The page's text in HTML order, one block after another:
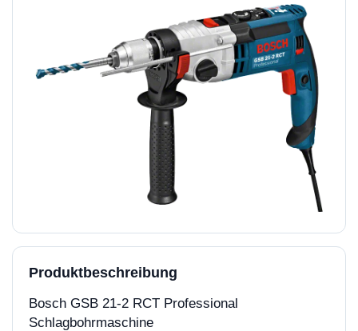
Produktbeschreibung
Bosch GSB 21-2 RCT Professional
Schlagbohrmaschine